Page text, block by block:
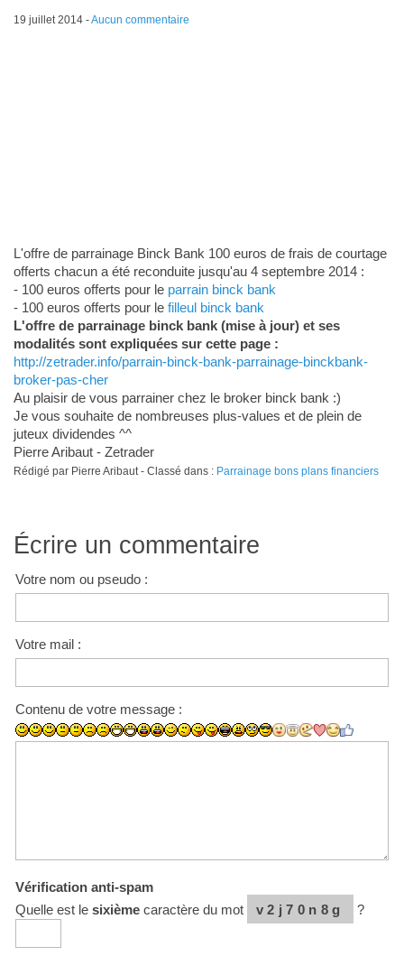
19 juillet 2014-Aucun commentaire
L'offre de parrainage Binck Bank 100 euros de frais de courtage
offerts chacun a été reconduite jusqu'au 4 septembre 2014 :
- 100 euros offerts pour le parrain binck bank
- 100 euros offerts pour le filleul binck bank
L'offre de parrainage binck bank (mise à jour) et ses
modalités sont expliquées sur cette page :
http://zetrader.info/parrain-binck-bank-parrainage-binckbank-
broker-pas-cher
Au plaisir de vous parrainer chez le broker binck bank :)
Je vous souhaite de nombreuses plus-values et de plein de
juteux dividendes ^^
Pierre Aribaut - Zetrader
Rédigé par Pierre Aribaut - Classé dans : Parrainage bons plans financiers
Écrire un commentaire
Votre nom ou pseudo :
Votre mail :
Contenu de votre message :
Vérification anti-spam
Quelle est le sixièmecaractère du mot v2j70n8g ?